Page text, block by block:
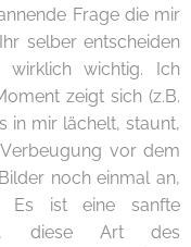
Frage die mir
selber entscheiden
wichtig. Ich
zeigt sich (z.B.
in mir lächelt, staunt,
vor dem
noch einmal an,
Es ist eine sanfte
diese Art des